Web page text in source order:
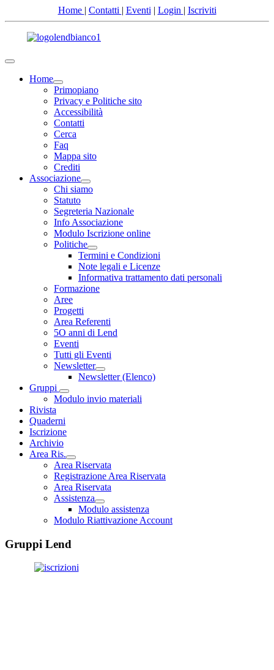
Home | Contatti | Eventi | Login | Iscriviti
Home
Primopiano
Privacy e Politiche sito
Accessibilità
Contatti
Cerca
Faq
Mappa sito
Crediti
Associazione
Chi siamo
Statuto
Segreteria Nazionale
Info Associazione
Modulo Iscrizione online
Politiche
Termini e Condizioni
Note legali e Licenze
Informativa trattamento dati personali
Formazione
Aree
Progetti
Area Referenti
5O anni di Lend
Eventi
Tutti gli Eventi
Newsletter
Newsletter (Elenco)
Gruppi
Modulo invio materiali
Rivista
Quaderni
Iscrizione
Archivio
Area Ris.
Area Riservata
Registrazione Area Riservata
Area Riservata
Assistenza
Modulo assistenza
Modulo Riattivazione Account
Gruppi Lend